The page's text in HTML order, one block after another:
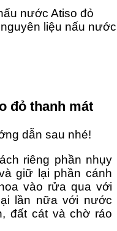
liệu nấu
đỏ thanh mát
dẫn sau nhé!
riêng phần nhụy
giữ lại phần cánh
vào rửa qua với
lần nữa với nước
đất cát và chờ ráo